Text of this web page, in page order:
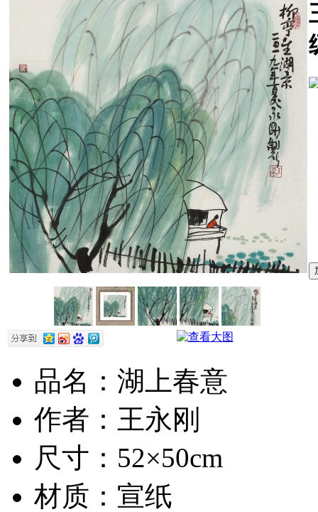
品名：湖上春意
作者：王永刚
尺寸：52×50cm
材质：宣纸